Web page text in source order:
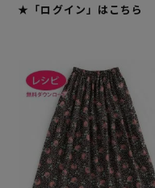
★「ログイン」はこちら